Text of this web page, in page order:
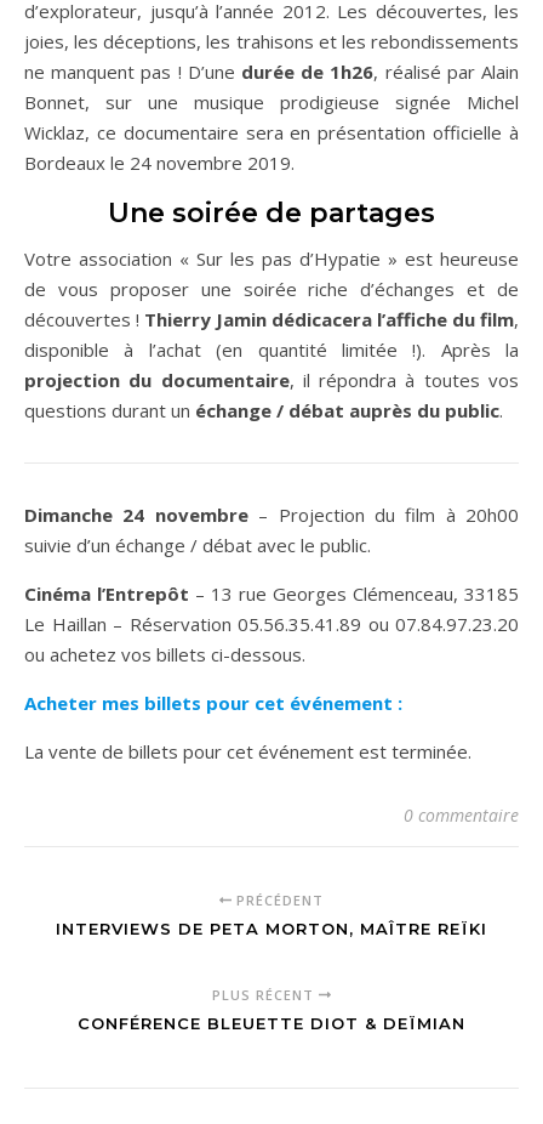
d’explorateur, jusqu’à l’année 2012. Les découvertes, les
joies, les déceptions, les trahisons et les rebondissements
ne manquent pas ! D’une durée de 1h26, réalisé par Alain
Bonnet, sur une musique prodigieuse signée Michel
Wicklaz, ce documentaire sera en présentation officielle à
Bordeaux le 24 novembre 2019.
Une soirée de partages
Votre association « Sur les pas d’Hypatie » est heureuse
de vous proposer une soirée riche d’échanges et de
découvertes ! Thierry Jamin dédicacera l’affiche du film,
disponible à l’achat (en quantité limitée !). Après la
projection du documentaire, il répondra à toutes vos
questions durant un échange / débat auprès du public.
Dimanche 24 novembre– Projection du film à 20h00
suivie d’un échange / débat avec le public.
Cinéma l’Entrepôt – 13 rue Georges Clémenceau, 33185
Le Haillan – Réservation 05.56.35.41.89 ou 07.84.97.23.20
ou achetez vos billets ci-dessous.
Acheter mes billets pour cet événement :
La vente de billets pour cet événement est terminée.
0 commentaire
PRÉCÉDENT
INTERVIEWS DE PETA MORTON, MAÎTRE REÏKI
PLUS RÉCENT
CONFÉRENCE BLEUETTE DIOT & DEÏMIAN